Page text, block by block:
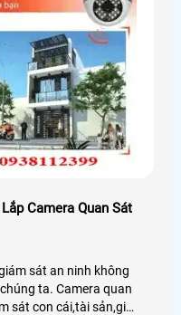
Camera Quan Sát
sát an ninh không
ta. Camera quan
sát con cái,tài sản,giúp